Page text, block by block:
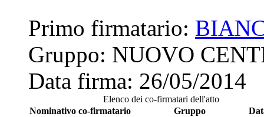
Primo firmatario:
Gruppo: NUOVO
Data firma: 26/05/2014
Elenco dei co-firmatari dell'atto
Nominativo co-firmatario
Gruppo